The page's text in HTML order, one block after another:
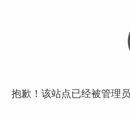
抱歉！该站点已经被管理